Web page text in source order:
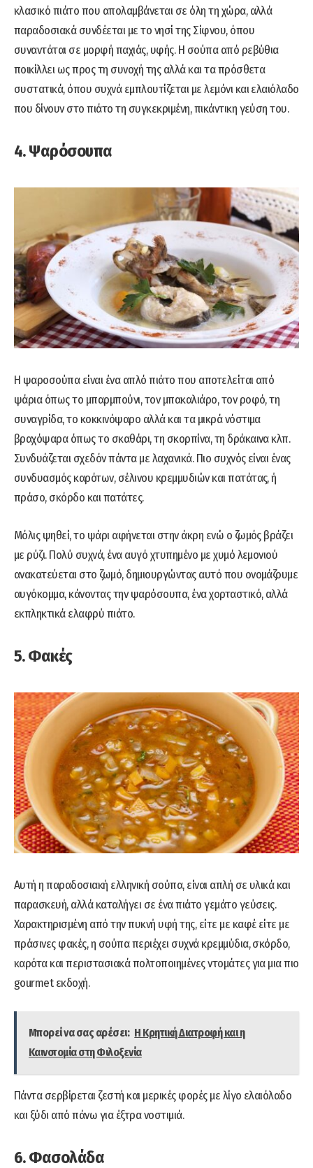
κλασικό πιάτο που απολαμβάνεται σε όλη τη χώρα, αλλά
παραδοσιακά συνδέεται με το νησί της Σίφνου, όπου
συναντάται σε μορφή παχιάς, υφής. Η σούπα από ρεβύθια
ποικίλλει ως προς τη συνοχή της αλλά και τα πρόσθετα
συστατικά, όπου συχνά εμπλουτίζεται με λεμόνι και ελαιόλαδο
που δίνουν στο πιάτο τη συγκεκριμένη, πικάντικη γεύση του.
4. Ψαρόσουπα
Η ψαροσούπα είναι ένα απλό πιάτο που αποτελείται από
ψάρια όπως το μπαρμπούνι, τον μπακαλιάρο, τον ροφό, τη
συναγρίδα, το κοκκινόψαρο αλλά και τα μικρά νόστιμα
βραχόψαρα όπως το σκαθάρι, τη σκορπίνα, τη δράκαινα κλπ.
Συνδυάζεται σχεδόν πάντα με λαχανικά. Πιο συχνός είναι ένας
συνδυασμός καρότων, σέλινου κρεμμυδιών και πατάτας, ή
πράσο, σκόρδο και πατάτες.
Μόλις ψηθεί, το ψάρι αφήνεται στην άκρη ενώ ο ζωμός βράζει
με ρύζι. Πολύ συχνά, ένα αυγό χτυπημένο με χυμό λεμονιού
ανακατεύεται στο ζωμό, δημιουργώντας αυτό που ονομάζουμε
αυγόκομμα, κάνοντας την ψαρόσουπα, ένα χορταστικό, αλλά
εκπληκτικά ελαφρύ πιάτο.
5. Φακές
Αυτή η παραδοσιακή ελληνική σούπα, είναι απλή σε υλικά και
παρασκευή, αλλά καταλήγει σε ένα πιάτο γεμάτο γεύσεις.
Χαρακτηρισμένη από την πυκνή υφή της, είτε με καφέ είτε με
πράσινες φακές, η σούπα περιέχει συχνά κρεμμύδια, σκόρδο,
καρότα και περιστασιακά πολτοποιημένες ντομάτες για μια πιο
gourmet εκδοχή.
Μπορεί να σας αρέσει: Η Κρητική Διατροφή και η
Καινοτομία στη Φιλοξενία
Πάντα σερβίρεται ζεστή και μερικές φορές με λίγο ελαιόλαδο
και ξύδι από πάνω για έξτρα νοστιμιά.
6. Φασολάδα